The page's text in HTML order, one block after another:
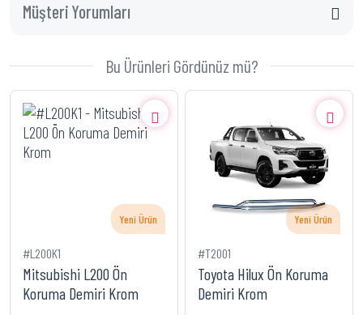
Müşteri Yorumları
Bu Ürünleri Gördünüz mü?
#L200K1
Mitsubishi L200 Ön
Koruma Demiri Krom
Yeni Ürün
#T2001
Toyota Hilux Ön Koruma
Demiri Krom
Yeni Ürün